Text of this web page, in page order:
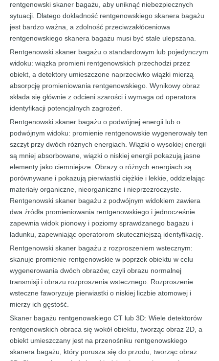
rentgenowski skaner bagażu, aby uniknąć niebezpiecznych
sytuacji. Dlatego dokładność rentgenowskiego skanera bagażu
jest bardzo ważna, a zdolność przeciwzakłóceniowa
rentgenowskiego skanera bagażu musi być stale ulepszana.
Rentgenowski skaner bagażu o standardowym lub pojedynczym
widoku: wiązka promieni rentgenowskich przechodzi przez
obiekt, a detektory umieszczone naprzeciwko wiązki mierzą
absorpcję promieniowania rentgenowskiego. Wynikowy obraz
składa się głównie z odcieni szarości i wymaga od operatora
identyfikacji potencjalnych zagrożeń.
Rentgenowski skaner bagażu o podwójnej energii lub o
podwójnym widoku: promienie rentgenowskie wygenerowały ten
szczyt przy dwóch różnych energiach. Wiązki o wysokiej energii
są mniej absorbowane, wiązki o niskiej energii pokazują jasne
elementy jako ciemniejsze. Obrazy o różnych energiach są
porównywane i pokazują pierwiastki ciężkie i lekkie, oddzielając
materiały organiczne, nieorganiczne i nieprzezroczyste.
Rentgenowski skaner bagażu z podwójnym widokiem zawiera
dwa źródła promieniowania rentgenowskiego i jednocześnie
zapewnia widok pionowy i poziomy sprawdzanego bagażu i
ładunku, zapewniając operatorom skuteczniejszą identyfikację.
Rentgenowski skaner bagażu z rozproszeniem wstecznym:
skanuje promienie rentgenowskie w poprzek obiektu w celu
wygenerowania dwóch obrazów, czyli obrazu normalnej
transmisji i obrazu rozproszenia wstecznego. Rozproszenie
wsteczne faworyzuje pierwiastki o niskiej liczbie atomowej i
mierzy ich gęstość.
Skaner bagażu rentgenowskiego CT lub 3D: Wiele detektorów
rentgenowskich obraca się wokół obiektu, tworząc obraz 2D, a
obiekt umieszczany jest na przenośniku rentgenowskiego
skanera bagażu, który porusza się do przodu, tworząc obraz